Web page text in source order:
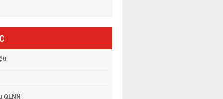
QLNN